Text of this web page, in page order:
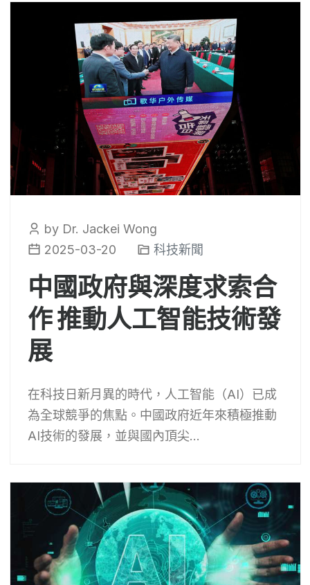
by Dr. Jackei Wong
2025-03-20
科技新聞
中國政府與深度求索合
作 推動人工智能技術發
展
在科技日新月異的時代，人工智能（AI）已成
為全球競爭的焦點。中國政府近年來積極推動
AI技術的發展，並與國內頂尖...